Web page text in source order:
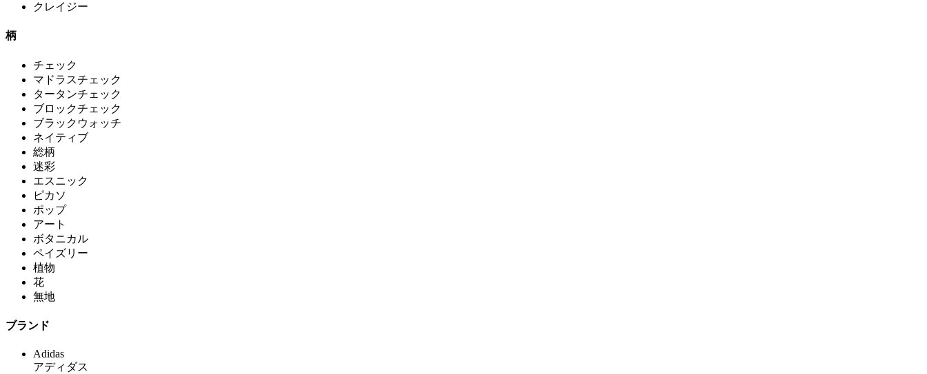
クレイジー
柄
チェック
マドラスチェック
タータンチェック
ブロックチェック
ブラックウォッチ
ネイティブ
総柄
迷彩
エスニック
ピカソ
ポップ
アート
ボタニカル
ペイズリー
植物
花
無地
ブランド
Adidas
アディダス